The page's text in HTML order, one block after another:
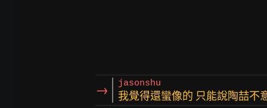
→ jasonshu
我覺得還蠻像的 只能說陶喆不